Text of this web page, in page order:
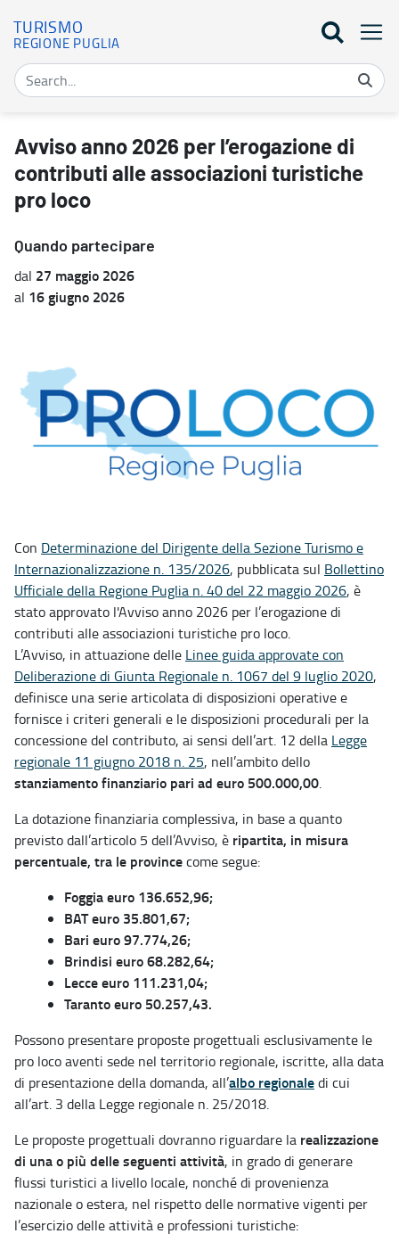
TURISMO
REGIONE PUGLIA
Avviso anno 2026 per l’erogazione di contributi alle associazioni
Avviso anno 2026 per l’erogazione di
contributi alle associazioni turistiche
pro loco
Quando partecipare
dal 27 maggio 2026
al 16 giugno 2026
Con Determinazione del Dirigente della Sezione Turismo e
Internazionalizzazione n. 135/2026, pubblicata sul Bollettino
Ufficiale della Regione Puglia n. 40 del 22 maggio 2026, è
stato approvato l'Avviso anno 2026 per l’erogazione di
contributi alle associazioni turistiche pro loco.
L’Avviso, in attuazione delle Linee guida approvate con
Deliberazione di Giunta Regionale n. 1067 del 9 luglio 2020,
definisce una serie articolata di disposizioni operative e
fornisce i criteri generali e le disposizioni procedurali per la
concessione del contributo, ai sensi dell’art. 12 della Legge
regionale 11 giugno 2018 n. 25, nell’ambito dello
stanziamento finanziario pari ad euro 500.000,00.
La dotazione finanziaria complessiva, in base a quanto
previsto dall’articolo 5 dell’Avviso, è ripartita, in misura
percentuale, tra le provincecome segue:
Foggia euro 136.652,96;
BAT euro 35.801,67;
Bari euro 97.774,26;
Brindisi euro 68.282,64;
Lecce euro 111.231,04;
Taranto euro 50.257,43.
Possono presentare proposte progettuali esclusivamente le
pro loco aventi sede nel territorio regionale, iscritte, alla data
di presentazione della domanda, all’albo regionaledi cui
all’art. 3 della Legge regionale n. 25/2018.
Le proposte progettuali dovranno riguardare la realizzazione
di una o più delle seguenti attività, in grado di generare
flussi turistici a livello locale, nonché di provenienza
nazionale o estera, nel rispetto delle normative vigenti per
l’esercizio delle attività e professioni turistiche: